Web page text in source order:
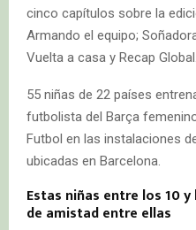
cinco capítulos sobre la
Armando el equipo;
Vuelta a casa y Recap Global.
55 niñas de 22 países
futbolista del Barça
Futbol en las instalaciones
ubicadas en Barcelona.
Estas niñas entre los 10
de amistad entre ellas